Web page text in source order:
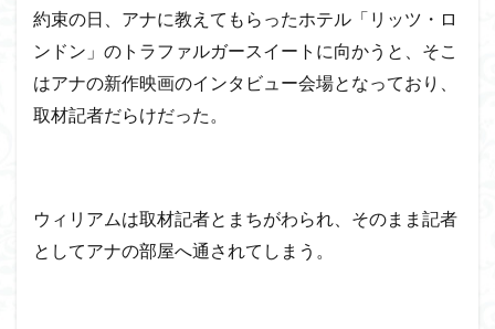
約束の日、アナに教えてもらったホテル「リッツ・ロ
ンドン」のトラファルガースイートに向かうと、そこ
はアナの新作映画のインタビュー会場となっており、
取材記者だらけだった。
ウィリアムは取材記者とまちがわられ、そのまま記者
としてアナの部屋へ通されてしまう。